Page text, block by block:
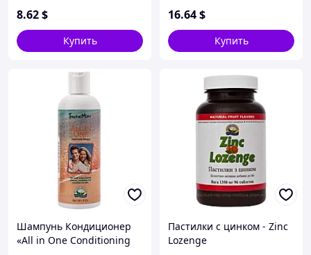
8.62$
Купить
16.64$
Купить
Шампунь Кондиционер
«All in One Conditioning
Пастилки с цинком - Zinc
Lozenge